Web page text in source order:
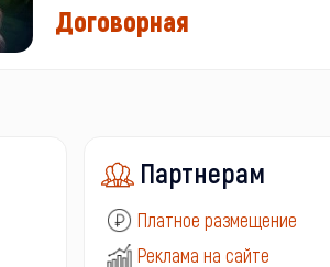
Договорная
Партнерам
Платное размещение
Реклама на сайте